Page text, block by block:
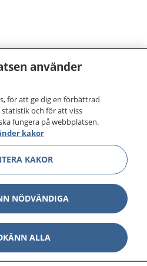
hälsa och vård
hälsa och information om
du kan kontakta.
och göra dina
1177 för
runt.
vill må bättre.
använder
för att ge dig en förbättrad
och för att viss
fungera på webbplatsen.
kakor
KAKOR
NÖDVÄNDIGA
ALLA